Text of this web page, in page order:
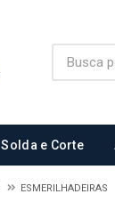
Solda e Corte
ESMERILHADEIRAS